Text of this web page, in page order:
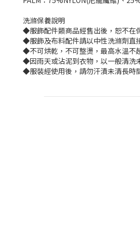
洗滌保養說明
◆服飾配件類商品經售出後，恕不在
◆服飾及布料配件請以中性洗滌劑直
◆不可烘乾，不可整燙，最高水溫不
◆因雨天或沾泥到衣物，以一般清洗
◆服裝經使用後，請勿汗漬未清長時